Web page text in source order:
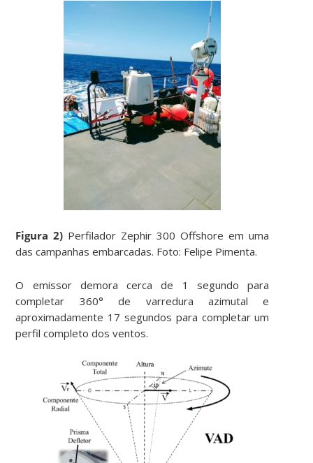
Figura2) Perfilador Zephir 300 Offshore em uma
das campanhas embarcadas. Foto: Felipe Pimenta.
O emissor demora cerca de 1 segundo para
completar 360° de varredura azimutal e
aproximadamente 17 segundos para completar um
perfil completo dos ventos.